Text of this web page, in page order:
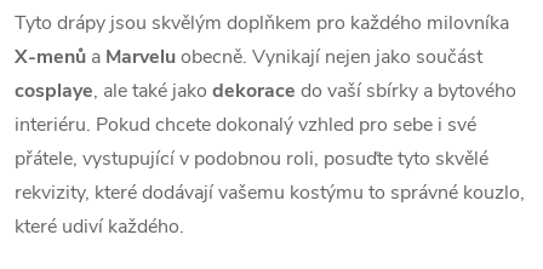
Tyto drápy jsou skvělým doplňkem pro každého milovníka
X-menů a Marveluobecně. Vynikají nejen jako součást
cosplaye, ale také jako dekorace do vaší sbírky a bytového
interiéru. Pokud chcete dokonalý vzhled pro sebe i své
přátele, vystupující v podobnou roli, posuďte tyto skvělé
rekvizity, které dodávají vašemu kostýmu to správné kouzlo,
které udiví každého.